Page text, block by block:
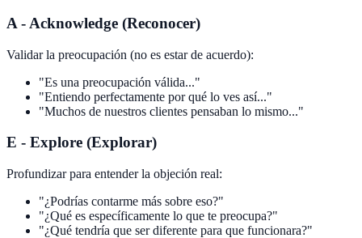
A - Acknowledge (Reconocer)
Validar la preocupación (no es estar de acuerdo):
"Es una preocupación válida..."
"Entiendo perfectamente por qué lo ves así..."
"Muchos de nuestros clientes pensaban lo mismo..."
E - Explore (Explorar)
Profundizar para entender la objeción real:
"¿Podrías contarme más sobre eso?"
"¿Qué es específicamente lo que te preocupa?"
"¿Qué tendría que ser diferente para que funcionara?"